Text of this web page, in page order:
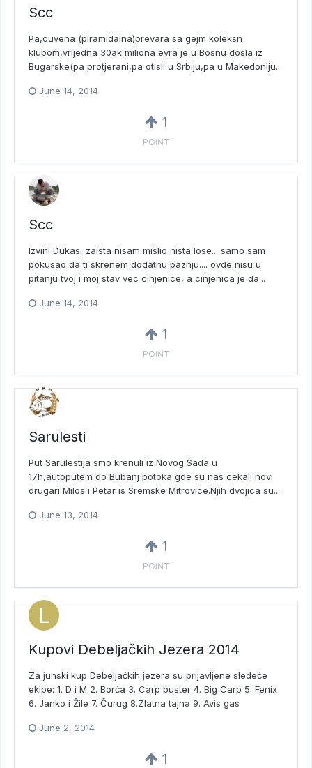
Scc
Pa,cuvena (piramidalna)prevara sa gejm koleksn
klubom,vrijedna 30ak miliona evra je u Bosnu dosla iz
Bugarske(pa protjerani,pa otisli u Srbiju,pa u Makedoniju...
June 14, 2014
1
POINT
Scc
Izvini Dukas, zaista nisam mislio nista lose... samo sam
pokusao da ti skrenem dodatnu paznju.... ovde nisu u
pitanju tvoj i moj stav vec cinjenice, a cinjenica je da...
June 14, 2014
1
POINT
Sarulesti
Put Sarulestija smo krenuli iz Novog Sada u
17h,autoputem do Bubanj potoka gde su nas cekali novi
drugari Milos i Petar is Sremske Mitrovice.Njih dvojica su...
June 13, 2014
1
POINT
Kupovi Debeljačkih Jezera 2014
Za junski kup Debeljačkih jezera su prijavljene sledeće
ekipe: 1. D i M 2. Borča 3. Carp buster 4. Big Carp 5. Fenix
6. Janko i Žile 7. Čurug 8.Zlatna tajna 9. Avis gas
June 2, 2014
1